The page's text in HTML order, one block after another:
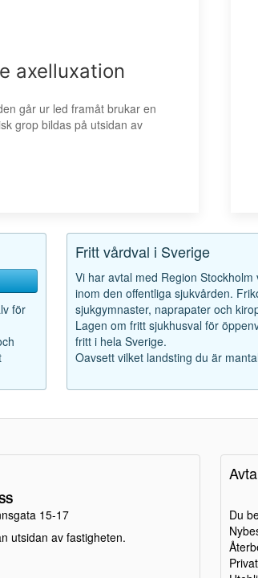
axelluxation
går ur led framåt brukar en
grop bildas på utsidan av
för
Fritt vårdval i Sverige
Vi har avtal med Region
inom den offentliga sjukvården.
sjukgymnaster, naprapater och
Lagen om fritt sjukhusval för
fritt i hela Sverige.
Oavsett vilket landsting du är
15-17
utsidan av fastigheten.
Du